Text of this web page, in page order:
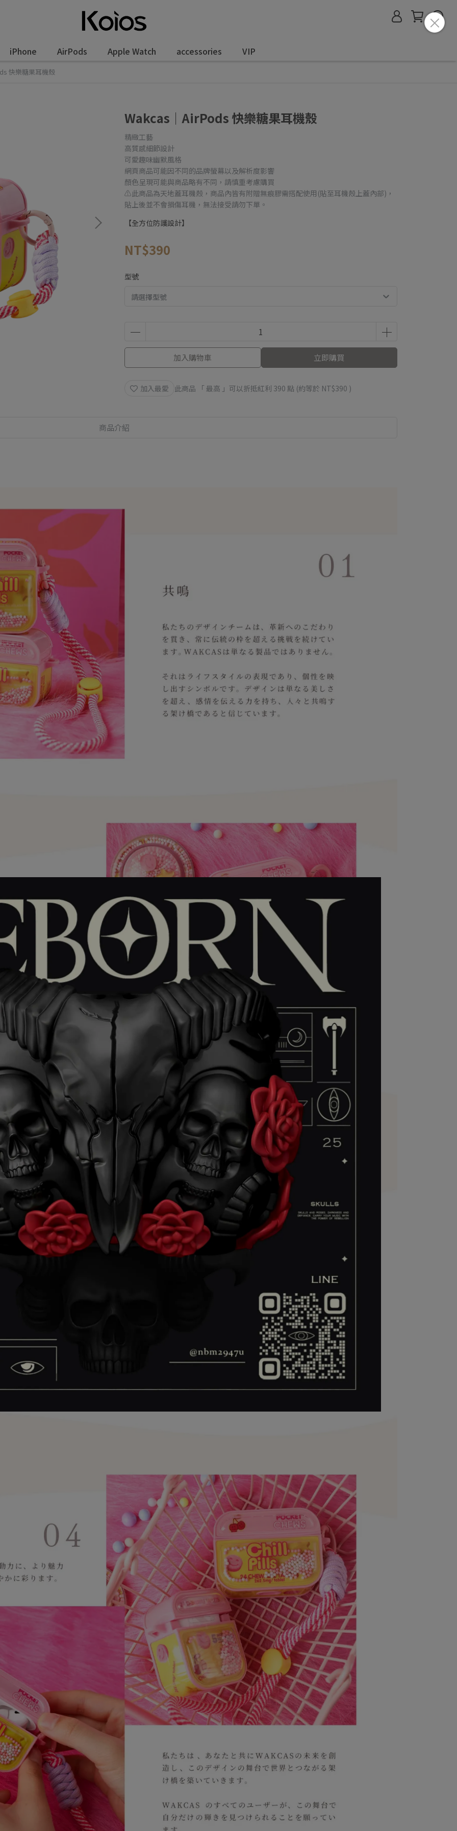
iPhone AirPods Apple Watch accessories VIP
快樂糖果耳機殼
Wakcas｜AirPods 快樂糖果耳機殼
精緻工藝
高質感細節設計
可愛趣味幽默風格
網頁商品可能因不同的品牌螢幕以及解析度影響
顏色呈現可能與商品略有不同，請慎重考慮購買
⚠️此商品為天地蓋耳機殼，商品內皆有附贈無痕膠需搭配使用(貼至耳機殼上蓋內部)，
貼上後並不會損傷耳機，無法接受請勿下單。
【全方位防護設計】
NT$390
型號
加入購物車 立即購買
加入最愛 此商品 「 最高 」可以折抵紅利 390 點 (約等於 NT$390 )
商品介紹